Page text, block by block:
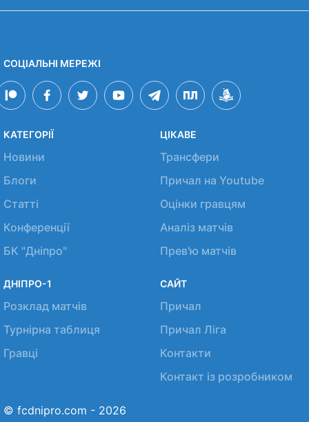
СОЦІАЛЬНІ МЕРЕЖІ
КАТЕГОРІЇ
Новини
Блоги
Статті
Конференції
БК "Дніпро"
ЦІКАВЕ
Трансфери
Причал на Youtube
Оцінки гравцям
Аналіз матчів
Прев'ю матчів
ДНІПРО-1
Розклад матчів
Турнірна таблиця
Гравці
САЙТ
Причал
Причал Ліга
Контакти
Контакт із розробником
© fcdnipro.com - 2026